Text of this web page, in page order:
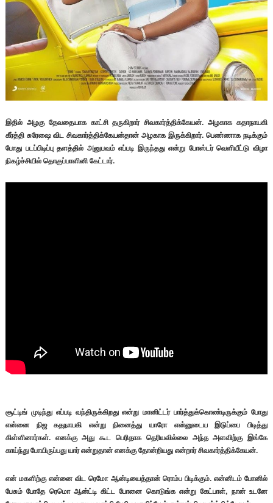
இதில் அழகு தேவதையாக காட்சி தருகிறார் சிவகார்த்திக்கேயன். அழகாக கதாநாயகி
கீர்த்தி சுரேஷை விட சிவகார்த்திக்கேயன்தான் அழகாக இருக்கிறார். பெண்ணாக நடிக்கும்
போது படப்பிடிப்பு தளத்தில் அனுபவம் எப்படி இருந்தது என்று போஸ்டர் வெளியீட்டு விழா
நிகழ்ச்சியில் தொகுப்பாளினி கேட்டார்.
சூட்டிங் முடிந்து எப்படி வந்திருக்கிறது என்று மானிட்டர் பார்த்துக்கொண்டிருக்கும் போது
என்னை நிஜ கதநாயகி என்று நினைத்து யாரோ என்னுடைய இடுப்பை பிடித்து
கிள்ளினார்கள். எனக்கு அது கூட பெரிதாக தெரியவில்லை அந்த அளவிற்கு இங்கே
காய்ந்து போயிருப்பது யார் என்றுதான் எனக்கு தோன்றியது என்றார் சிவகார்த்திக்கேயன்.
என் மகளிற்கு என்னை விட ரெமோ ஆன்டியைத்தான் ரொம்ப பிடிக்கும். என்னிடம் போனில்
பேசும் போதே ரெமொ ஆன்ட்டி கிட்ட போனை கொடுங்க என்று கேட்பாள், நான் உடனே